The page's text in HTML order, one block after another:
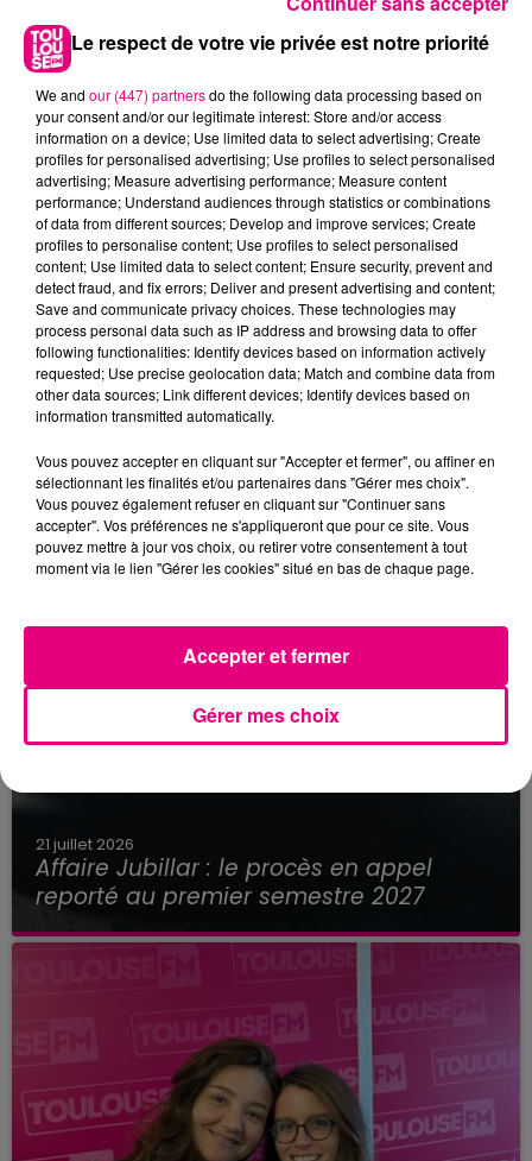
22 juillet 2026
Toulouse : circulation perturbée dans le
secteur François Verdier...
21 juillet 2026
Affaire Jubillar : le procès en appel
reporté au premier semestre 2027
Le respect de votre vie privée est notre priorité
We and our (447) partnersdo the following data processing based on
your consent and/or our legitimate interest: Store and/or access
information on a device; Use limited data to select advertising; Create
profiles for personalised advertising; Use profiles to select personalised
advertising; Measure advertising performance; Measure content
performance; Understand audiences through statistics or combinations
of data from different sources; Develop and improve services; Create
profiles to personalise content; Use profiles to select personalised
content; Use limited data to select content; Ensure security, prevent and
detect fraud, and fix errors; Deliver and present advertising and content;
Save and communicate privacy choices. These technologies may
process personal data such as IP address and browsing data to offer
following functionalities: Identify devices based on information actively
requested; Use precise geolocation data; Match and combine data from
other data sources; Link different devices; Identify devices based on
information transmitted automatically.
Vous pouvez accepter en cliquant sur "Accepter et fermer", ou affiner en
sélectionnant les finalités et/ou partenaires dans "Gérer mes choix".
Vous pouvez également refuser en cliquant sur "Continuer sans
accepter". Vos préférences ne s'appliqueront que pour ce site. Vous
pouvez mettre à jour vos choix, ou retirer votre consentement à tout
moment via le lien "Gérer les cookies" situé en bas de chaque page.
Gérer mes choix
Accepter et fermer